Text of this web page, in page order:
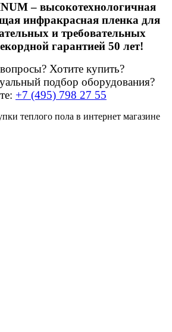
– высокотехнологичная
инфракрасная пленка для
и требовательных
гарантией 50 лет!
Хотите купить?
подбор оборудования?
+7 (495) 798 27 55